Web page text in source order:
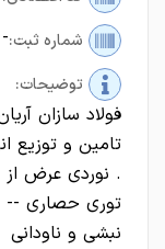
شماره ثبت:-
توضیحات:
فولاد سازان
. نوردی عرض از 40 و 60 و 100 و 120
توری حصاری --
نبشی و ناودانی